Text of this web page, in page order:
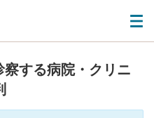
察する病院・クリニ